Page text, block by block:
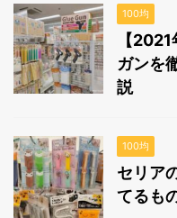
100均
【
ガンを
説
100均
セリア
てるも